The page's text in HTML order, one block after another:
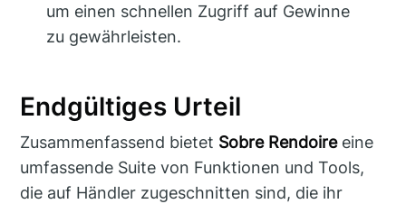
um einen schnellen Zugriff auf Gewinne
zu gewährleisten.
Endgültiges Urteil
Zusammenfassend bietet Sobre Rendoireeine
umfassende Suite von Funktionen und Tools,
die auf Händler zugeschnitten sind, die ihr